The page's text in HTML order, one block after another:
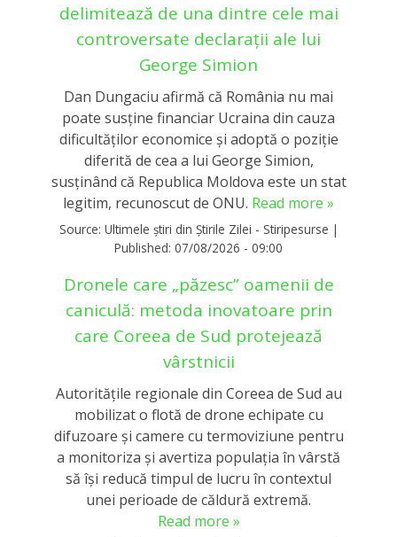
delimitează de una dintre cele mai
controversate declarații ale lui
George Simion
Dan Dungaciu afirmă că România nu mai
poate susține financiar Ucraina din cauza
dificultăților economice și adoptă o poziție
diferită de cea a lui George Simion,
susținând că Republica Moldova este un stat
legitim, recunoscut de ONU. Read more »
Source: Ultimele știri din Știrile Zilei - Stiripesurse |
Published: 07/08/2026 - 09:00
Dronele care „păzesc” oamenii de
caniculă: metoda inovatoare prin
care Coreea de Sud protejează
vârstnicii
Autoritățile regionale din Coreea de Sud au
mobilizat o flotă de drone echipate cu
difuzoare și camere cu termoviziune pentru
a monitoriza și avertiza populația în vârstă
să își reducă timpul de lucru în contextul
unei perioade de căldură extremă.
Read more »